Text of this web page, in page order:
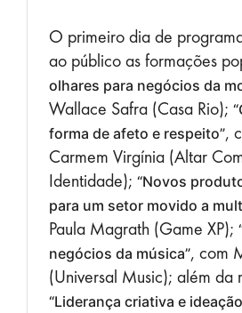
O primeiro dia de
ao público as formações
olhares para negócios da
Wallace Safra (Casa Rio);
forma de afeto e respeito”,
Carmem Virgínia (Altar
Identidade); “Novos
para um setor movido a
Paula Magrath (Game XP);
negócios da música”, com
(Universal Music); além da
“Liderança criativa e